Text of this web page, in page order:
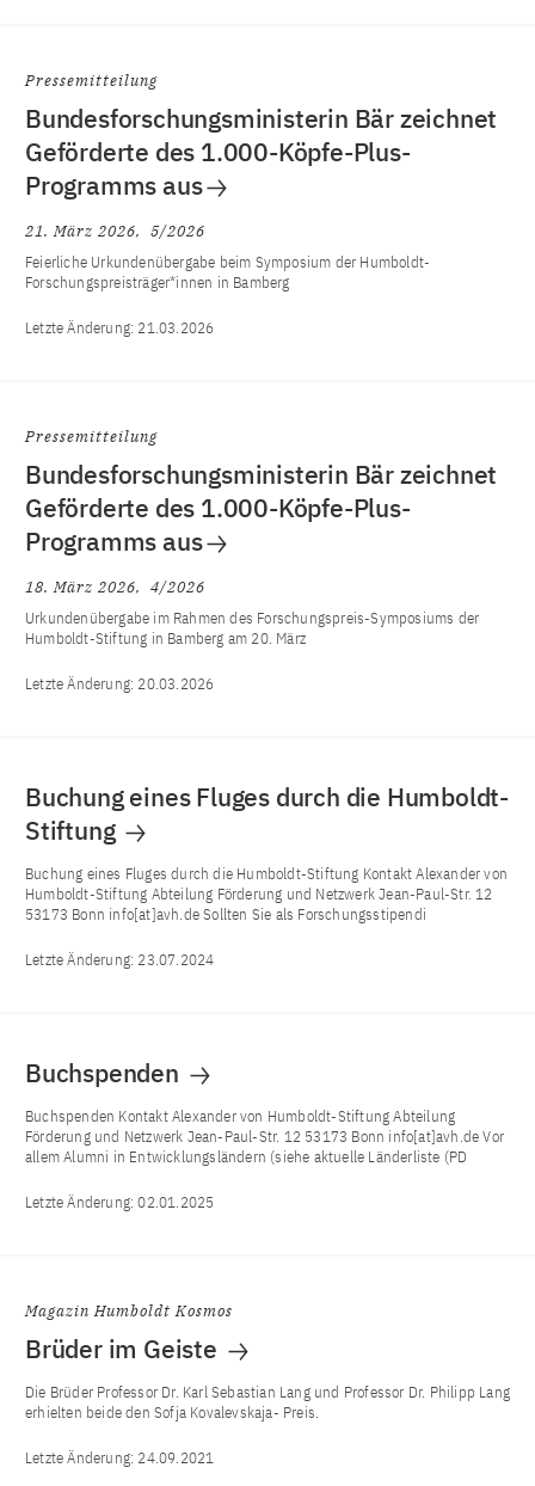
Pressemitteilung
Bundesforschungsministerin Bär zeichnet
Geförderte des 1.000-Köpfe-Plus-
Programms aus
21. März 2026
5/2026
Feierliche Urkundenübergabe beim Symposium der Humboldt-
Forschungspreisträger*innen in Bamberg
Letzte Änderung: 21.03.2026
Pressemitteilung
Bundesforschungsministerin Bär zeichnet
Geförderte des 1.000-Köpfe-Plus-
Programms aus
18. März 2026
4/2026
Urkundenübergabe im Rahmen des Forschungspreis-Symposiums der
Humboldt-Stiftung in Bamberg am 20. März
Letzte Änderung: 20.03.2026
Buchung eines Fluges durch die Humboldt-
Stiftung
Buchung eines Fluges durch die Humboldt-Stiftung Kontakt Alexander von
Humboldt-Stiftung Abteilung Förderung und Netzwerk Jean-Paul-Str. 12
53173 Bonn info[at]avh.de Sollten Sie als Forschungsstipendi
Letzte Änderung: 23.07.2024
Buchspenden
Buchspenden Kontakt Alexander von Humboldt-Stiftung Abteilung
Förderung und Netzwerk Jean-Paul-Str. 12 53173 Bonn info[at]avh.de Vor
allem Alumni in Entwicklungsländern (siehe aktuelle Länderliste (PD
Letzte Änderung:02.01.2025
Magazin Humboldt Kosmos
Brüder im Geiste
Die Brüder Professor Dr. Karl Sebastian Lang und Professor Dr. Philipp Lang
erhielten beide den Sofja Kovalevskaja- Preis.
Letzte Änderung: 24.09.2021